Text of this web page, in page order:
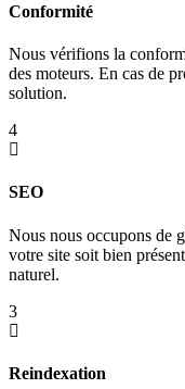
Conformité
Nous vérifions la
des moteurs. En cas de
solution.
4
SEO
Nous nous occupons de
votre site soit bien
naturel.
3
Reindexation